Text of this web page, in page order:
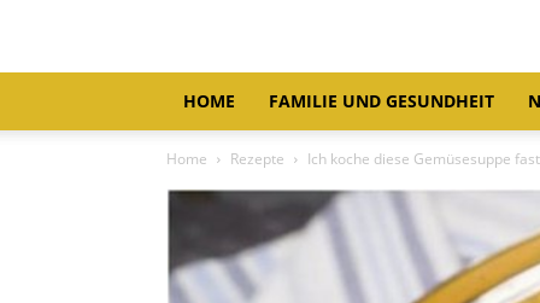
HOME FAMILIE UND GESUNDHEIT
Home Rezepte Ich koche diese Gemüsesuppe